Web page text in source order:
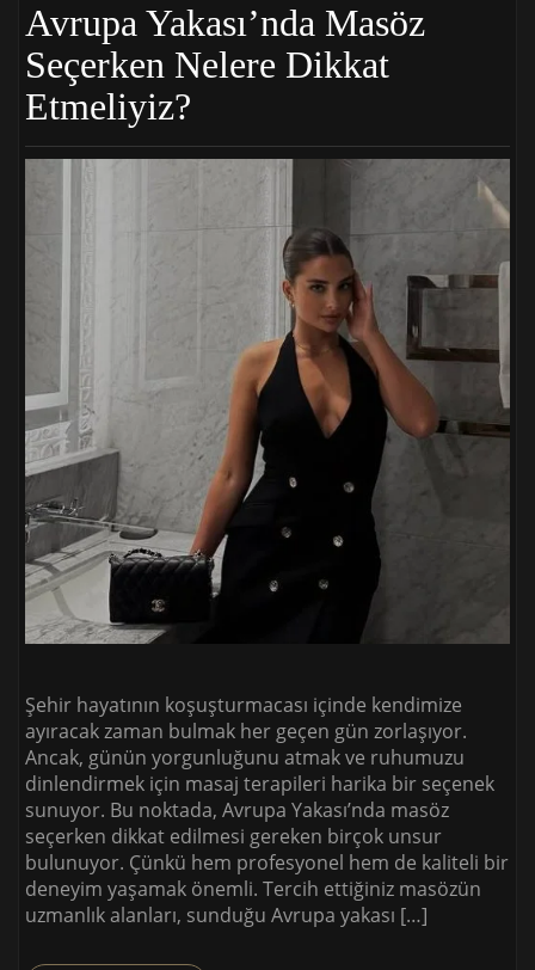
Avrupa Yakası’nda Masöz
Seçerken Nelere Dikkat
Etmeliyiz?
Şehir hayatının koşuşturmacası içinde kendimize
ayıracak zaman bulmak her geçen gün zorlaşıyor.
Ancak, günün yorgunluğunu atmak ve ruhumuzu
dinlendirmek için masaj terapileri harika bir seçenek
sunuyor. Bu noktada, Avrupa Yakası’nda masöz
seçerken dikkat edilmesi gereken birçok unsur
bulunuyor. Çünkü hem profesyonel hem de kaliteli bir
deneyim yaşamak önemli. Tercih ettiğiniz masözün
uzmanlık alanları, sunduğu Avrupa yakası […]